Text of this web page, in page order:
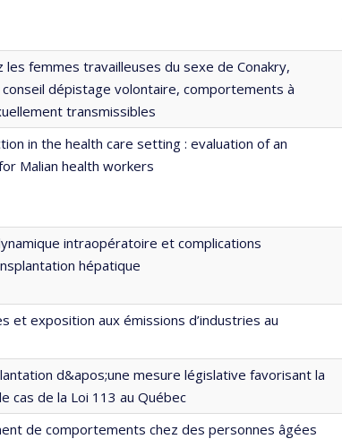
les femmes travailleuses du sexe de Conakry,
conseil dépistage volontaire, comportements à
transmissibles
in the health care setting : evaluation of an
Malian health workers
intraopératoire et complications
hépatique
et exposition aux émissions d’industries au
d&apos;une mesure législative favorisant la
cas de la Loi 113 au Québec
de comportements chez des personnes âgées